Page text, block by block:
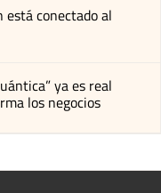
está conectado al
ya es real
los negocios